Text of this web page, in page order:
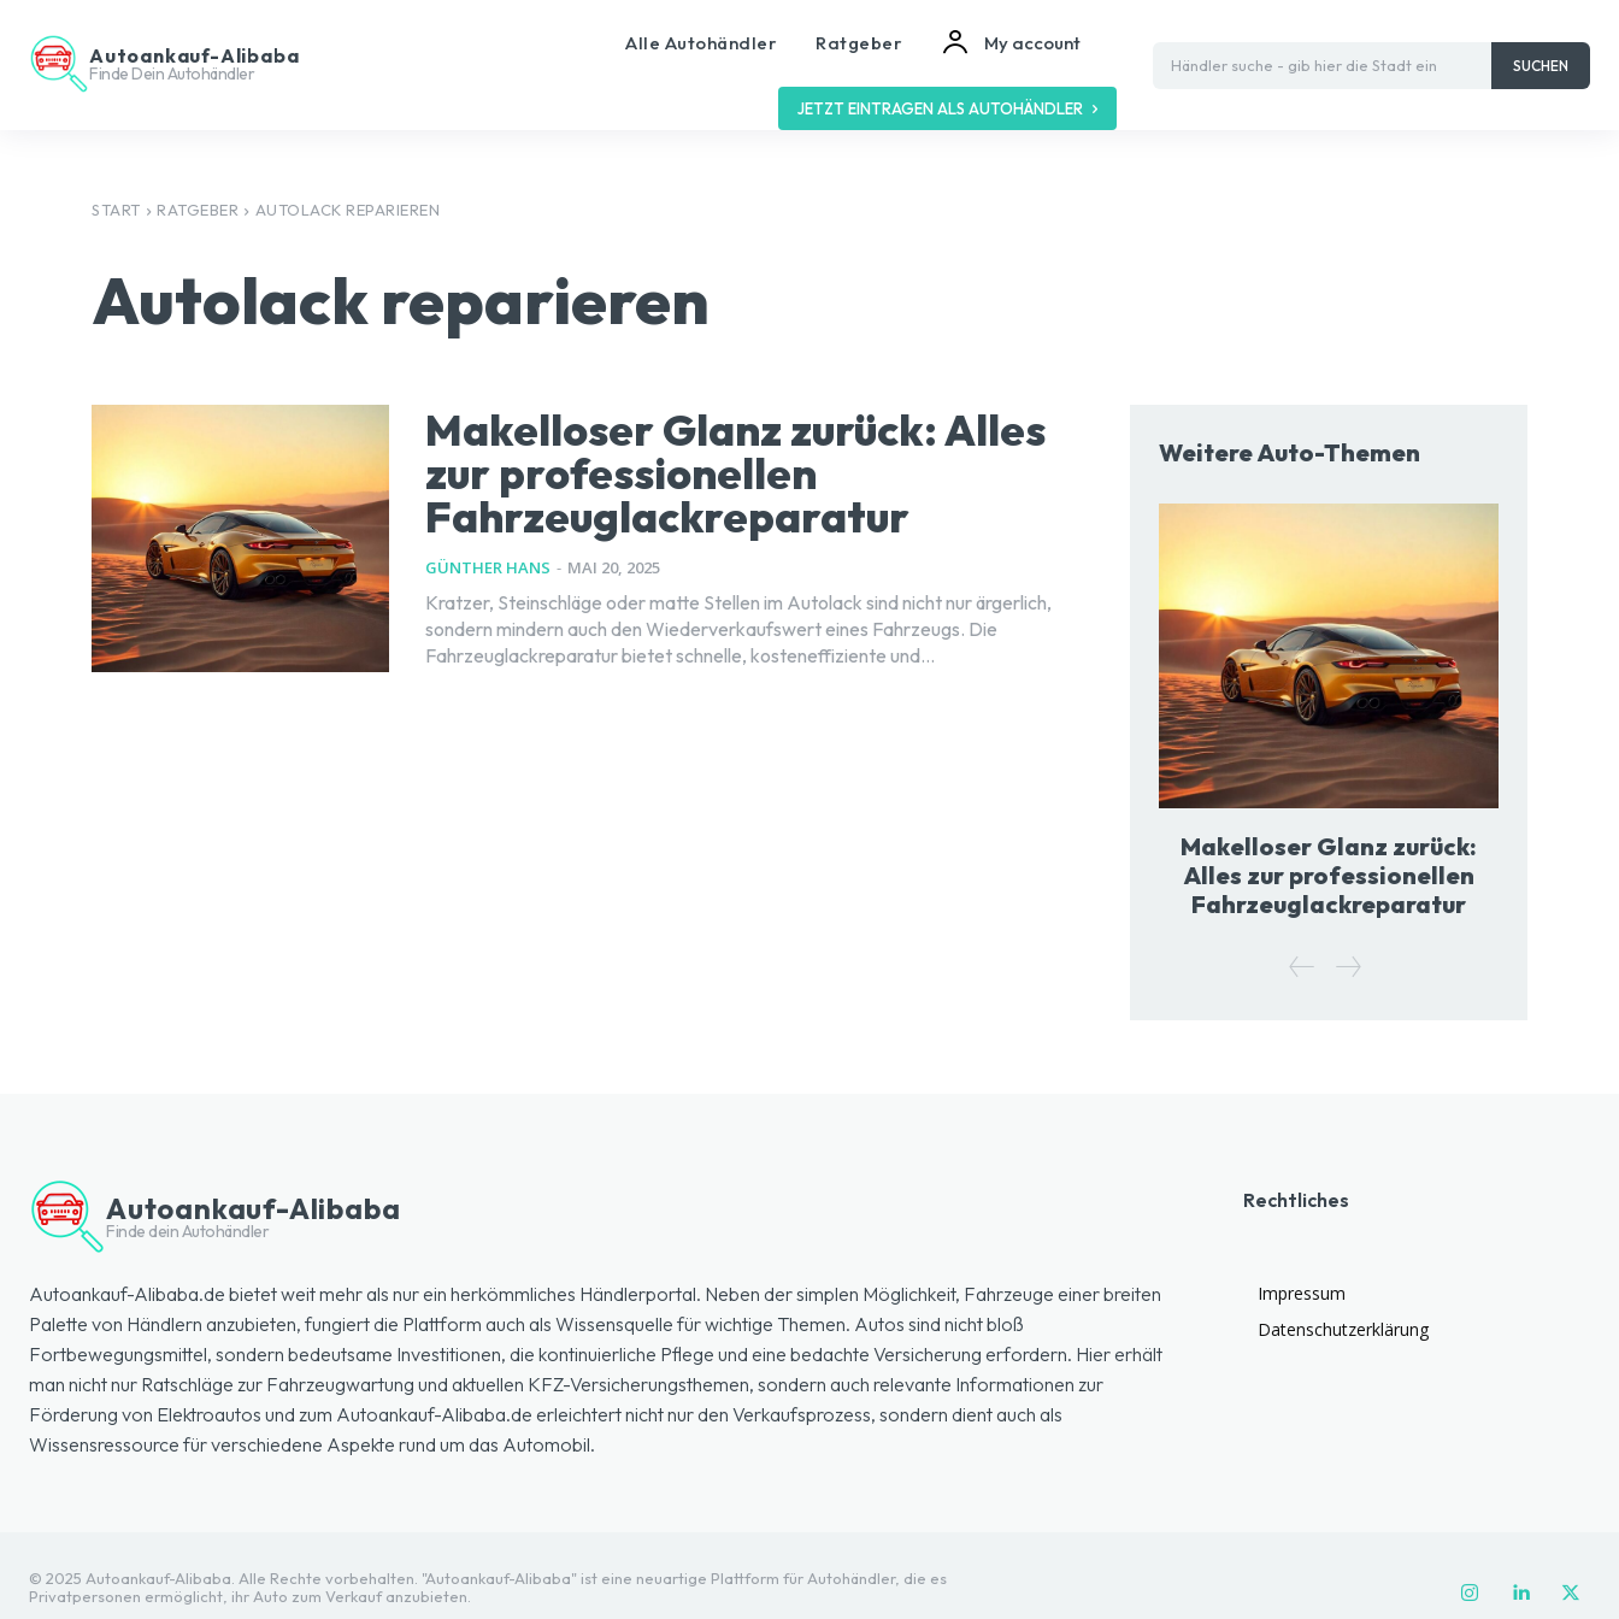
Autoankauf-Alibaba
Finde Dein Autohändler
Alle Autohändler Ratgeber My account
JETZT EINTRAGEN ALS AUTOHÄNDLER
Händler suche - gib hier die Stadt ein SUCHEN
START RATGEBER AUTOLACK REPARIEREN
Autolack reparieren
Makelloser Glanz zurück: Alles
zur professionellen
Fahrzeuglackreparatur
GÜNTHER HANS - MAI 20, 2025
Kratzer, Steinschläge oder matte Stellen im Autolack sind nicht nur ärgerlich,
sondern mindern auch den Wiederverkaufswert eines Fahrzeugs. Die
Fahrzeuglackreparatur bietet schnelle, kosteneffiziente und...
Weitere Auto-Themen
Makelloser Glanz zurück:
Alles zur professionellen
Fahrzeuglackreparatur
Autoankauf-Alibaba
Finde dein Autohändler
Autoankauf-Alibaba.de bietet weit mehr als nur ein herkömmliches Händlerportal. Neben der simplen Möglichkeit, Fahrzeuge einer breiten
Palette von Händlern anzubieten, fungiert die Plattform auch als Wissensquelle für wichtige Themen. Autos sind nicht bloß
Fortbewegungsmittel, sondern bedeutsame Investitionen, die kontinuierliche Pflege und eine bedachte Versicherung erfordern. Hier erhält
man nicht nur Ratschläge zur Fahrzeugwartung und aktuellen KFZ-Versicherungsthemen, sondern auch relevante Informationen zur
Förderung von Elektroautos und zum Autoankauf-Alibaba.de erleichtert nicht nur den Verkaufsprozess, sondern dient auch als
Wissensressource für verschiedene Aspekte rund um das Automobil.
Rechtliches
Impressum
Datenschutzerklärung
© 2025 Autoankauf-Alibaba. Alle Rechte vorbehalten. "Autoankauf-Alibaba" ist eine neuartige Plattform für Autohändler, die es
Privatpersonen ermöglicht, ihr Auto zum Verkauf anzubieten.